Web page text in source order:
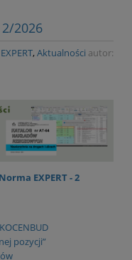
2/2026
, Aktualności autor:
EXPERT - 2
pozycji”